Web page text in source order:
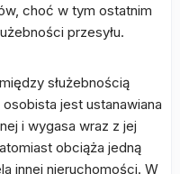
choć w tym ostatnim
przesyłu.
służebnością
jest ustanawiana
i wygasa wraz z jej
obciąża jedną
innej nieruchomości. W